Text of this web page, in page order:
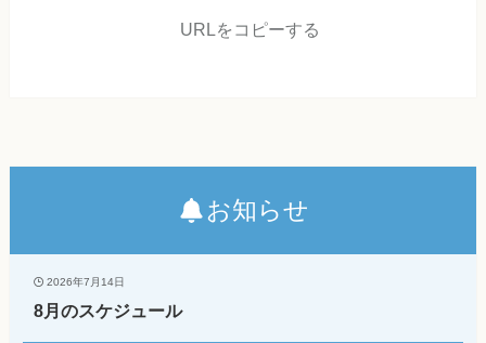
URLをコピーする
お知らせ
2026年7月14日
8月のスケジュール